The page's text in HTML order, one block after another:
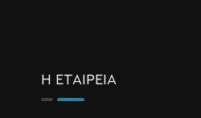
Η ΕΤΑΙΡΕΙΑ